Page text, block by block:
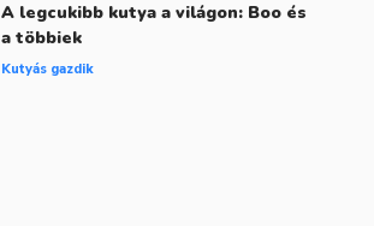
A legcukibb kutya a világon: Boo és
a többiek
Kutyás gazdik